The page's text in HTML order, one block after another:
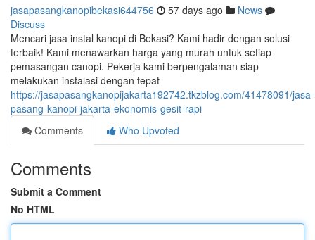
jasapasangkanopibekasi644756 57 days ago
News
Discuss
Mencari jasa instal kanopi di Bekasi? Kami hadir dengan solusi
terbaik! Kami menawarkan harga yang murah untuk setiap
pemasangan canopi. Pekerja kami berpengalaman siap
melakukan instalasi dengan tepat
https://jasapasangkanopijakarta192742.tkzblog.com/41478091/jasa-
pasang-kanopi-jakarta-ekonomis-gesit-rapi
Comments
Who Upvoted
Comments
Submit a Comment
No HTML